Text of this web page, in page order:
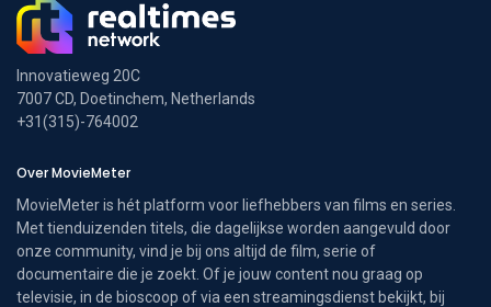
Innovatieweg 20C
7007 CD, Doetinchem, Netherlands
+31(315)-764002
Over MovieMeter
MovieMeter is hét platform voor liefhebbers van films en series.
Met tienduizenden titels, die dagelijkse worden aangevuld door
onze community, vind je bij ons altijd de film, serie of
documentaire die je zoekt. Of je jouw content nou graag op
televisie, in de bioscoop of via een streamingsdienst bekijkt, bij